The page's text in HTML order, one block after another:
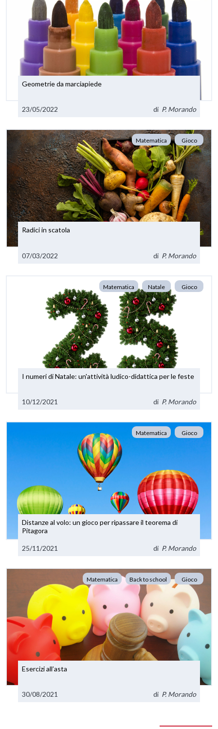
Geometrie da marciapiede
23/05/2022 di P. Morando
Matematica Gioco
Radici in scatola
07/03/2022 di P. Morando
Matematica Natale Gioco
I numeri di Natale: un'attività ludico-didattica per le feste
10/12/2021 di P. Morando
Matematica Gioco
Distanze al volo: un gioco per ripassare il teorema di
Pitagora
25/11/2021 di P. Morando
Matematica Back to school Gioco
Esercizi all’asta
30/08/2021 di P. Morando